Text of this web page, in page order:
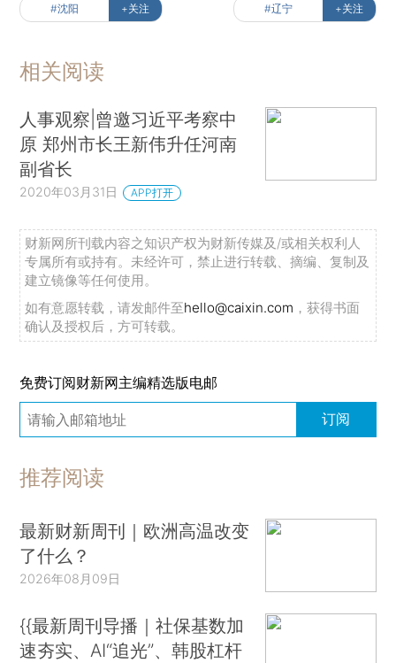
#沈阳 +关注 #辽宁 +关注
相关阅读
人事观察|曾邀习近平考察中
原 郑州市长王新伟升任河南
副省长
2020年03月31日 APP打开
财新网所刊载内容之知识产权为财新传媒及/或相关权利人
专属所有或持有。未经许可，禁止进行转载、摘编、复制及
建立镜像等任何使用。
如有意愿转载，请发邮件至hello@caixin.com ，获得书面
确认及授权后，方可转载。
免费订阅财新网主编精选版电邮
订阅
推荐阅读
最新财新周刊｜欧洲高温改变
了什么？
2026年08月09日
{{最新周刊导播｜社保基数加
速夯实、AI“追光”、韩股杠杆